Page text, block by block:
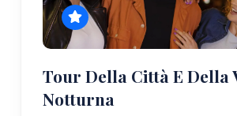
Tour Della Città E Della
Notturna